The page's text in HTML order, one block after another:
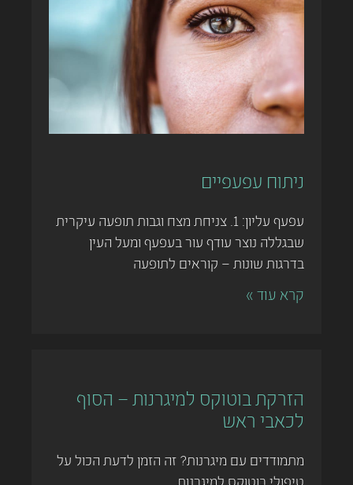
ניתוח עפעפיים
עפעף עליון: 1. צניחת מצח וגבות תופעה עיקרית
שבגללה נוצר עודף עור בעפעף ומעל העין
בדרגות שונות – קוראים לתופעה
קרא עוד »
הזרקת בוטוקס למיגרנות – הסוף
לכאבי ראש
מתמודדים עם מיגרנות? זה הזמן לדעת הכול על